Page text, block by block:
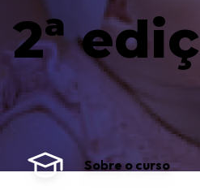
2ª
Sobre o curso